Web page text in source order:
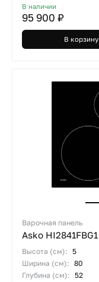
В наличии
95 900 ₽
В корзину
Варочная панель
Asko HI2841FBG1
Высота (см): 5
Ширина (см): 80
Глубина (см): 52